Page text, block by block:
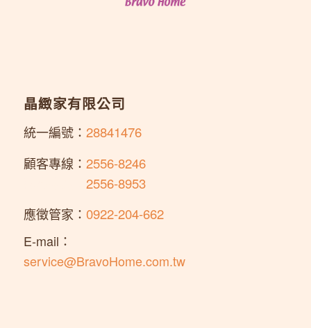
晶緻家有限公司
統一編號： 28841476
顧客專線： 2556-8246
2556-8953
應徵管家： 0922-204-662
E-mail：
service@BravoHome.com.tw